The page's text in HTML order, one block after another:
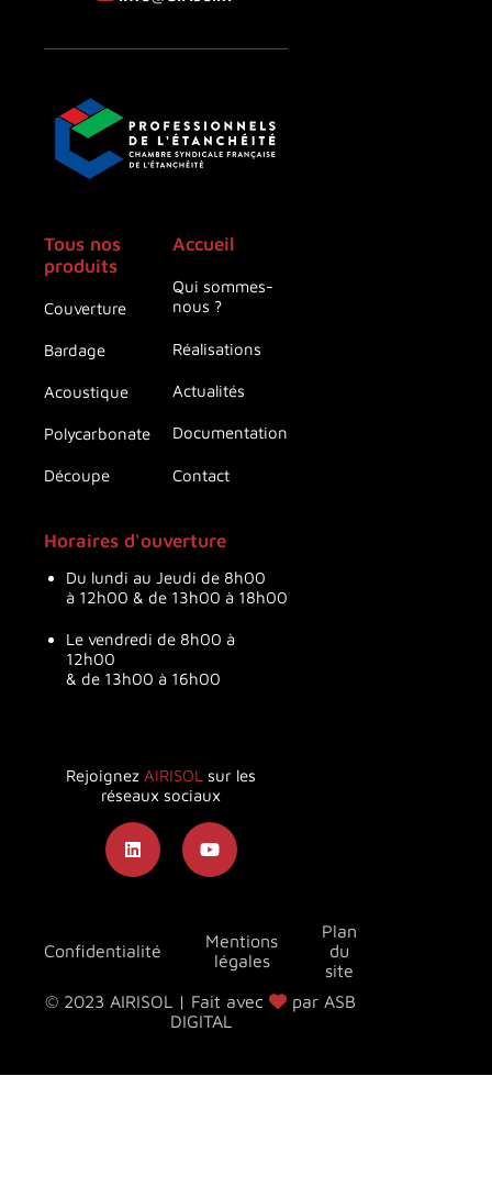
Tous nos
produits
Couverture
Bardage
Acoustique
Polycarbonate
Découpe
Accueil
Qui sommes-
nous ?
Réalisations
Actualités
Documentation
Contact
Horaires d'ouverture
Du lundi au Jeudi de 8h00
à 12h00 & de 13h00 à 18h00
Le vendredi de 8h00 à
12h00
& de 13h00 à 16h00
Confidentialité
Mentions
légales
Plan
du
site
© 2023 AIRISOL | Fait avec
par ASB
DIGITAL
Rejoignez AIRISOL sur les
réseaux sociaux